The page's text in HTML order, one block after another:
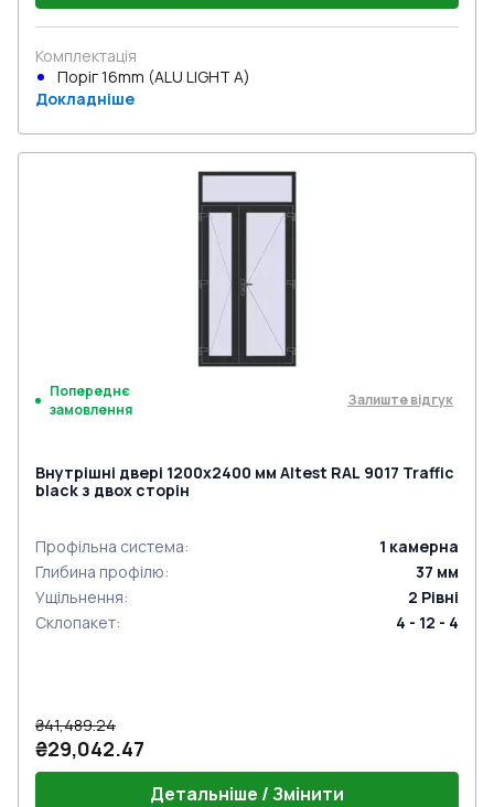
Комплектація
Поріг 16mm (ALU LIGHT A)
Докладніше
Попереднє
замовлення
Залиште відгук
Внутрішні двері 1200x2400 мм Altest RAL 9017 Traffic
black з двох сторін
Профільна система: 1 камерна
Глибина профілю: 37 мм
Ущільнення: 2 Рівні
Склопакет: 4 - 12 - 4
₴41,489.24
₴29,042.47
Детальніше / Змінити